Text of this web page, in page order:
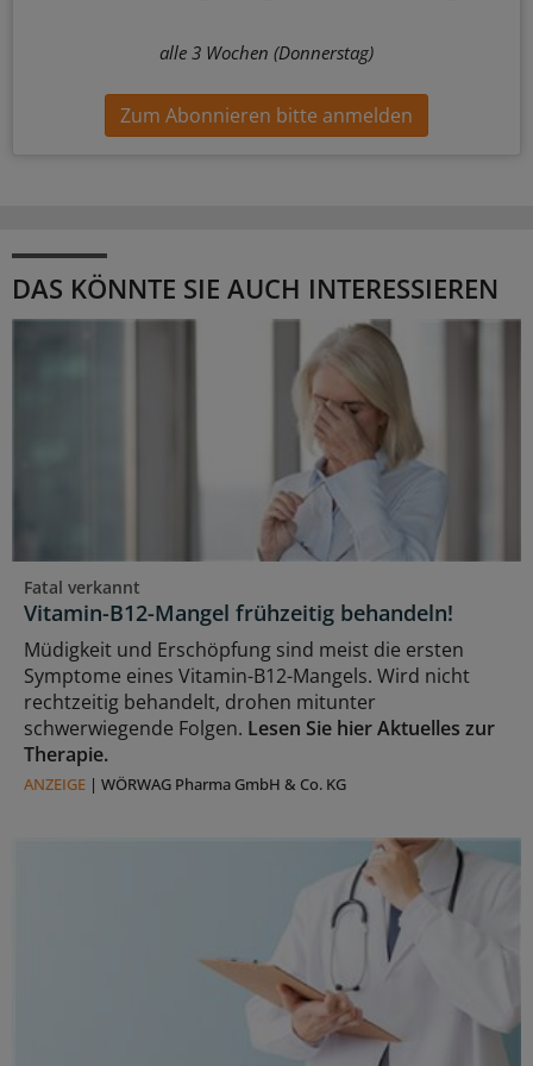
alle 3 Wochen (Donnerstag)
Zum Abonnieren bitte anmelden
DAS KÖNNTE SIE AUCH INTERESSIEREN
Fatal verkannt
Vitamin-B12-Mangel frühzeitig behandeln!
Müdigkeit und Erschöpfung sind meist die ersten
Symptome eines Vitamin-B12-Mangels. Wird nicht
rechtzeitig behandelt, drohen mitunter
schwerwiegende Folgen. Lesen Sie hier Aktuelles zur
Therapie.
ANZEIGE | WÖRWAG Pharma GmbH & Co. KG